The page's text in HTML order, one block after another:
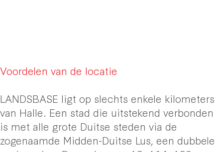
Voordelen van de locatie
LANDSBASE ligt op slechts enkele kilometers
van Halle. Een stad die uitstekend verbonden
is met alle grote Duitse steden via de
zogenaamde Midden-Duitse Lus, een dubbele